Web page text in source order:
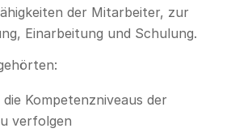
der Mitarbeiter, zur
Einarbeitung und Schulung.
die Kompetenzniveaus der
verfolgen